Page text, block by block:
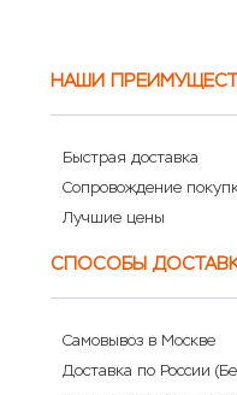
НАШИ
Быстрая доставка
Сопровождение
Лучшие цены
СПОСОБЫ
Самовывоз в Москве
Доставка по России